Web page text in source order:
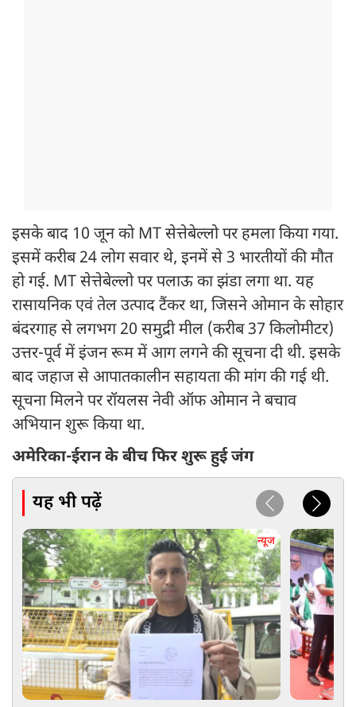
इसके बाद 10 जून को MT सेत्तेबेल्लो पर हमला किया गया.
इसमें करीब 24 लोग सवार थे, इनमें से 3 भारतीयों की मौत
हो गई. MT सेत्तेबेल्लो पर पलाऊ का झंडा लगा था. यह
रासायनिक एवं तेल उत्पाद टैंकर था, जिसने ओमान के सोहार
बंदरगाह से लगभग 20 समुद्री मील (करीब 37 किलोमीटर)
उत्तर-पूर्व में इंजन रूम में आग लगने की सूचना दी थी. इसके
बाद जहाज से आपातकालीन सहायता की मांग की गई थी.
सूचना मिलने पर रॉयलस नेवी ऑफ ओमान ने बचाव
अभियान शुरू किया था.
अमेरिका-ईरान के बीच फिर शुरू हुई जंग
यह भी पढ़ें
न्यूज